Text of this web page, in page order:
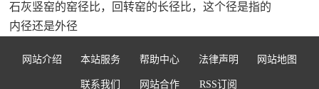
石灰竖窑的窑径比，回转窑的长径比，这个径是指的
内径还是外径
网站介绍 本站服务 帮助中心 法律声明 网站地图
联系我们 网站合作 RSS订阅